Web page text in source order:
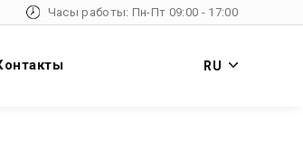
Часы работы: Пн-Пт 09:00 - 17:00
RU